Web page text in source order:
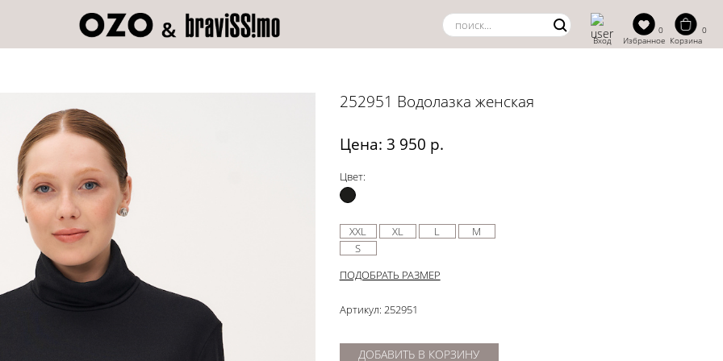
252951 Водолазка женская
Цена: 3 950 р.
Цвет:
XXL XL L
M
S
ПОДОБРАТЬ РАЗМЕР
Артикул: 252951
ДОБАВИТЬ В КОРЗИНУ
Вход
0
Избранное
0
Корзина